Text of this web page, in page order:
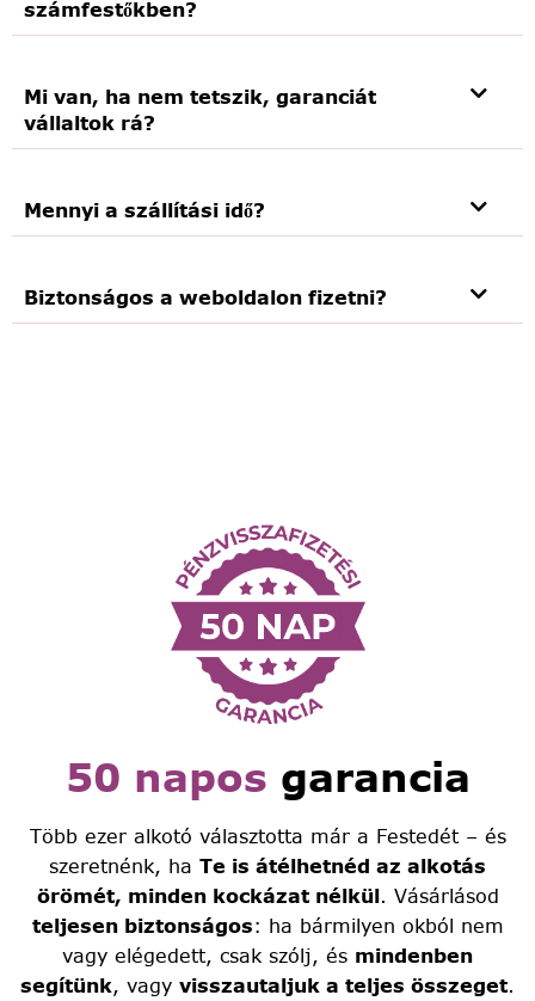
számfestőkben?
Mi van, ha nem tetszik, garanciát
vállaltok rá?
Mennyi a szállítási idő?
Biztonságos a weboldalon fizetni?
50 napos garancia
Több ezer alkotó választotta már a Festedét – és
szeretnénk, ha Te is átélhetnéd az alkotás
örömét, minden kockázat nélkül. Vásárlásod
teljesen biztonságos: ha bármilyen okból nem
vagy elégedett, csak szólj, és mindenben
segítünk, vagy visszautaljuk a teljes összeget.